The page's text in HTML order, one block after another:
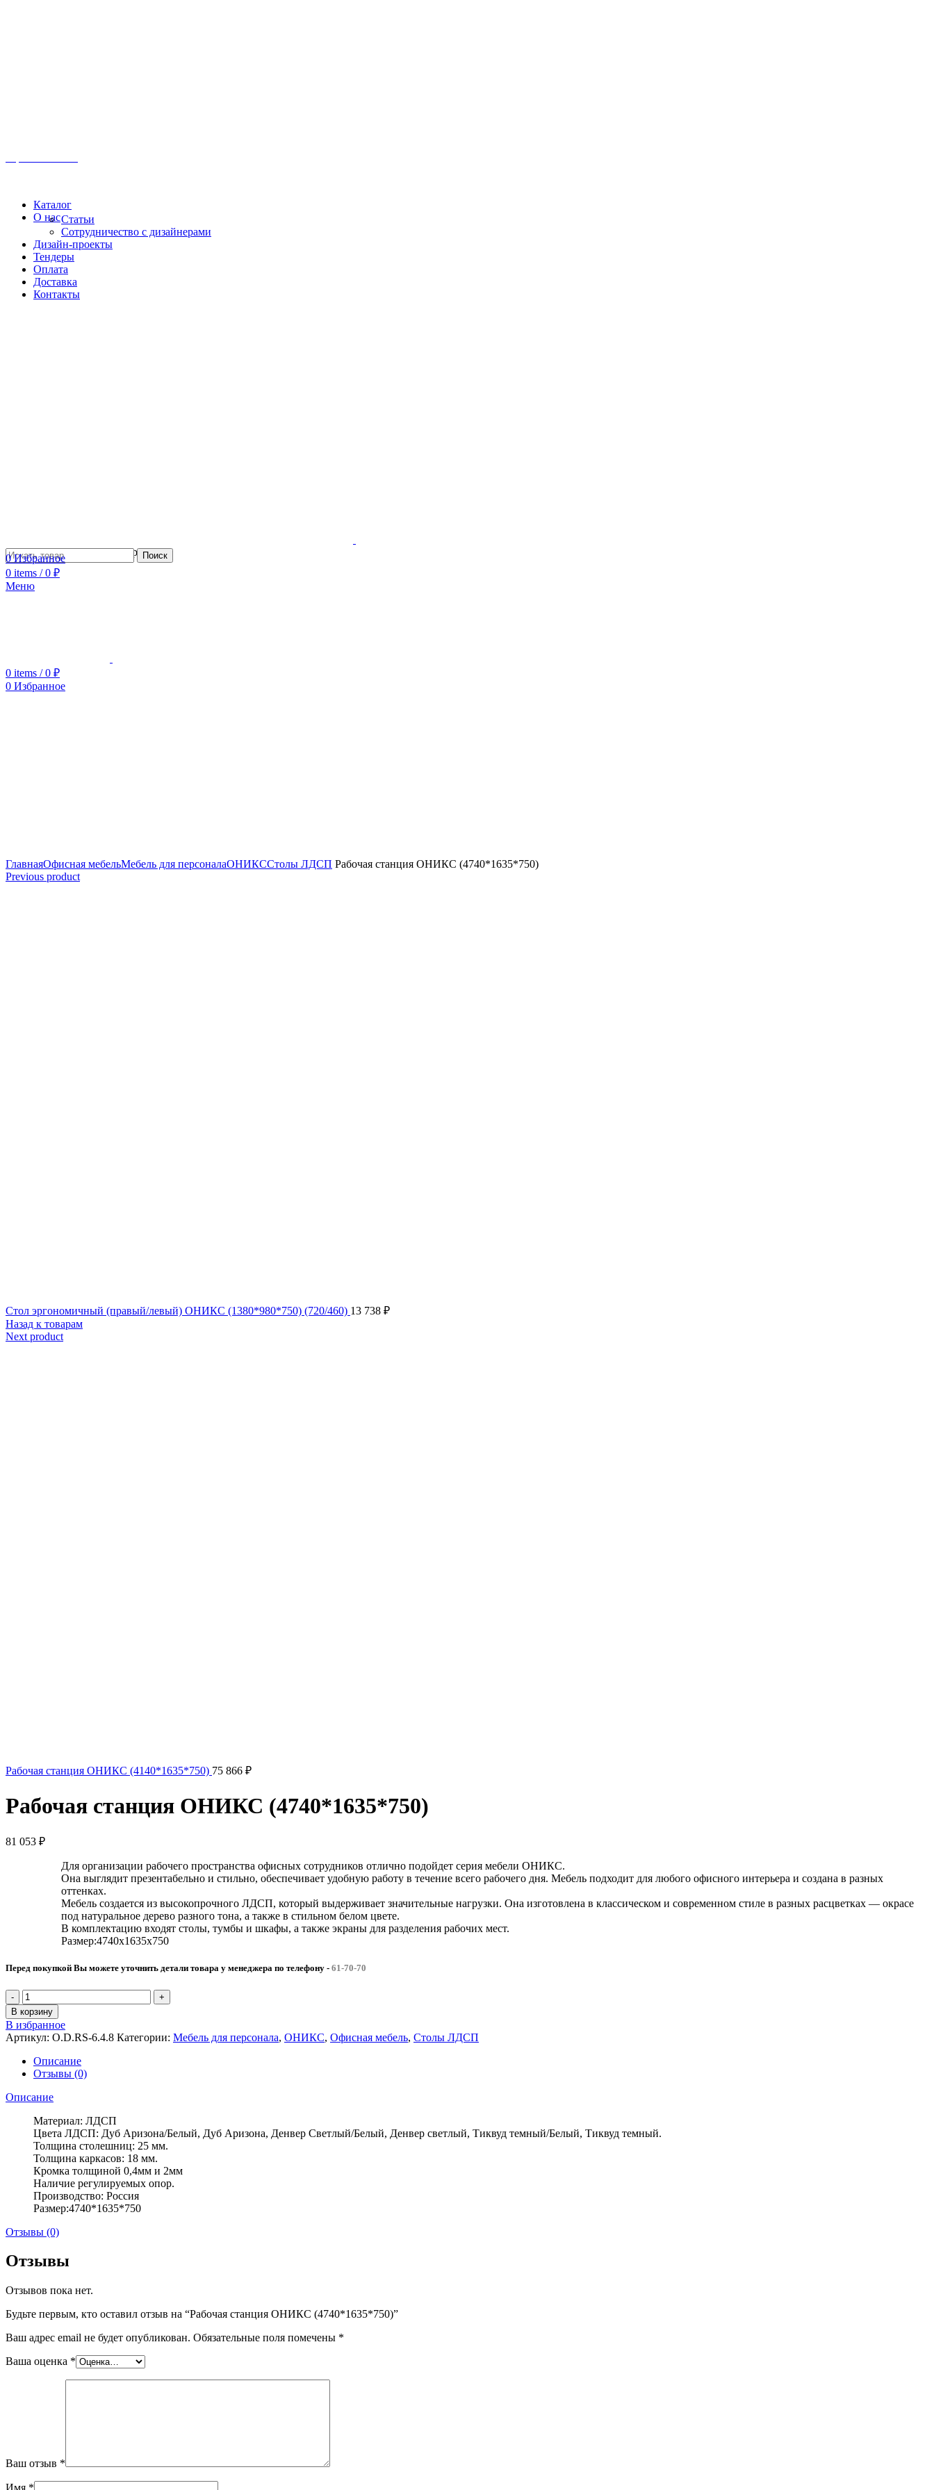
Каталог
О насСтатьи
Сотрудничество с дизайнерами
Дизайн-проекты
Тендеры
Оплата
Доставка
Контакты
Сотрудничество с дизайнерамиПоиск
0Избранное
0 items / 0 ₽
Меню
0 items / 0 ₽
0 Избранное
ГлавнаяОфисная мебельМебель для персоналаОНИКССтолы ЛДСП Рабочая станция ОНИКС (4740*1635*750)
Previous product
Стол эргономичный (правый/левый) ОНИКС (1380*980*750) (720/460) 13 738 ₽
Назад к товарам
Next product
Рабочая станция ОНИКС (4140*1635*750) 75 866 ₽
Рабочая станция ОНИКС (4740*1635*750)
81 053 ₽
Для организации рабочего пространства офисных сотрудников отлично подойдет серия мебели ОНИКС.
Она выглядит презентабельно и стильно, обеспечивает удобную работу в течение всего рабочего дня. Мебель подходит для любого офисного интерьера и создана в разных
оттенках.
Мебель создается из высокопрочного ЛДСП, который выдерживает значительные нагрузки. Она изготовлена в классическом и современном стиле в разных расцветках — окрасе
под натуральное дерево разного тона, а также в стильном белом цвете.
В комплектацию входят столы, тумбы и шкафы, а также экраны для разделения рабочих мест.
Размер:4740х1635х750
Перед покупкой Вы можете уточнить детали товара у менеджера по телефону - 61-70-70
Количество
товара
Рабочая
станция
ОНИКС
(4740*1635*750)
В корзину
В избранное
Артикул: O.D.RS-6.4.8 Категории: Мебель для персонала, ОНИКС, Офисная мебель, Столы ЛДСП
Описание
Отзывы (0)
Описание
Материал: ЛДСП
Цвета ЛДСП: Дуб Аризона/Белый, Дуб Аризона, Денвер Светлый/Белый, Денвер светлый, Тиквуд темный/Белый, Тиквуд темный.
Толщина столешниц: 25 мм.
Толщина каркасов: 18 мм.
Кромка толщиной 0,4мм и 2мм
Наличие регулируемых опор.
Производство: Россия
Размер:4740*1635*750
Отзывы (0)
Отзывы
Отзывов пока нет.
Будьте первым, кто оставил отзыв на “Рабочая станция ОНИКС (4740*1635*750)”
Ваш адрес email не будет опубликован. Обязательные поля помечены *
Ваша оценка *
Ваш отзыв *